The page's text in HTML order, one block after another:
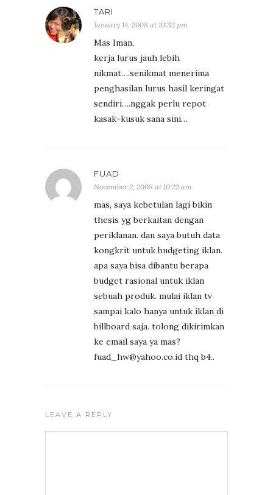
TARI
January 14, 2008 at 10:32 pm
Mas Iman,
kerja lurus jauh lebih
nikmat….senikmat menerima
penghasilan lurus hasil keringat
sendiri….nggak perlu repot
kasak-kusuk sana sini…
FUAD
November 2, 2008 at 10:22 am
mas, saya kebetulan lagi bikin
thesis yg berkaitan dengan
periklanan. dan saya butuh data
kongkrit untuk budgeting iklan.
apa saya bisa dibantu berapa
budget rasional untuk iklan
sebuah produk. mulai iklan tv
sampai kalo hanya untuk iklan di
billboard saja. tolong dikirimkan
ke email saya ya mas?
fuad_hw@yahoo.co.id thq b4..
LEAVE A REPLY